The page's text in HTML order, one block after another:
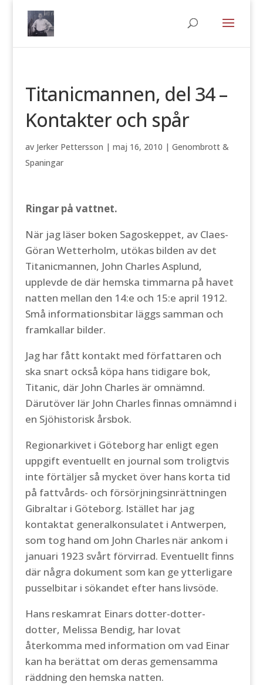
Titanicmannen, del 34 –
Kontakter och spår
av Jerker Pettersson | maj 16, 2010 | Genombrott &
Spaningar
Ringar på vattnet.
När jag läser boken Sagoskeppet, av Claes-
Göran Wetterholm, utökas bilden av det
Titanicmannen, John Charles Asplund,
upplevde de där hemska timmarna på havet
natten mellan den 14:e och 15:e april 1912.
Små informationsbitar läggs samman och
framkallar bilder.
Jag har fått kontakt med författaren och
ska snart också köpa hans tidigare bok,
Titanic, där John Charles är omnämnd.
Därutöver lär John Charles finnas omnämnd i
en Sjöhistorisk årsbok.
Regionarkivet i Göteborg har enligt egen
uppgift eventuellt en journal som troligtvis
inte förtäljer så mycket över hans korta tid
på fattvårds- och försörjningsinrättningen
Gibraltar i Göteborg. Istället har jag
kontaktat generalkonsulatet i Antwerpen,
som tog hand om John Charles när ankom i
januari 1923 svårt förvirrad. Eventuellt finns
där några dokument som kan ge ytterligare
pusselbitar i sökandet efter hans livsöde.
Hans reskamrat Einars dotter-dotter-
dotter, Melissa Bendig, har lovat
återkomma med information om vad Einar
kan ha berättat om deras gemensamma
räddning den hemska natten.